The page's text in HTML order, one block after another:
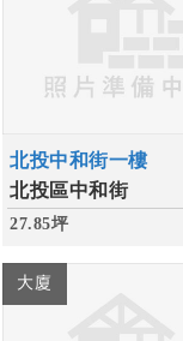
北投中和街一樓
北投區中和街
27.85坪
大廈